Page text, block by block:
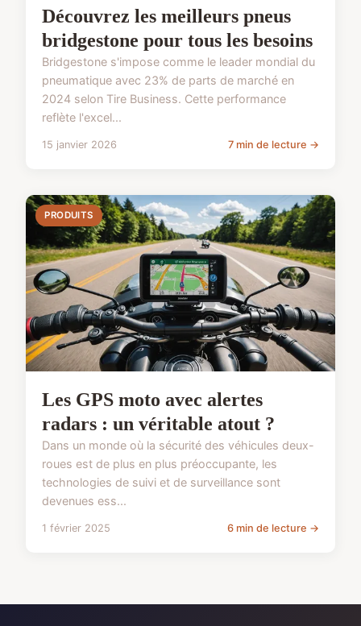
Découvrez les meilleurs pneus
bridgestone pour tous les besoins
Bridgestone s'impose comme le leader mondial du
pneumatique avec 23% de parts de marché en
2024 selon Tire Business. Cette performance
reflète l'excel...
15 janvier 2026 7 min de lecture →
PRODUITS
Les GPS moto avec alertes
radars : un véritable atout ?
Dans un monde où la sécurité des véhicules deux-
roues est de plus en plus préoccupante, les
technologies de suivi et de surveillance sont
devenues ess...
1 février 2025 6 min de lecture →